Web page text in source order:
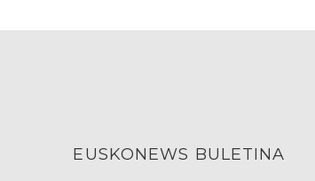
EUSKONEWS BULETINA